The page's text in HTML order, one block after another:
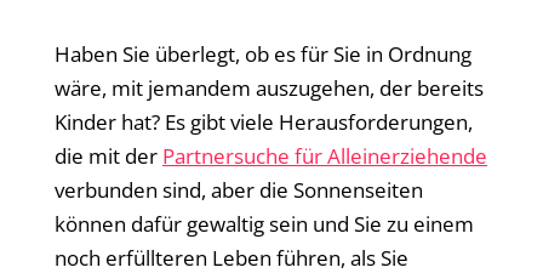
Haben Sie überlegt, ob es für Sie in Ordnung
wäre, mit jemandem auszugehen, der bereits
Kinder hat? Es gibt viele Herausforderungen,
die mit der Partnersuche für Alleinerziehende
verbunden sind, aber die Sonnenseiten
können dafür gewaltig sein und Sie zu einem
noch erfüllteren Leben führen, als Sie